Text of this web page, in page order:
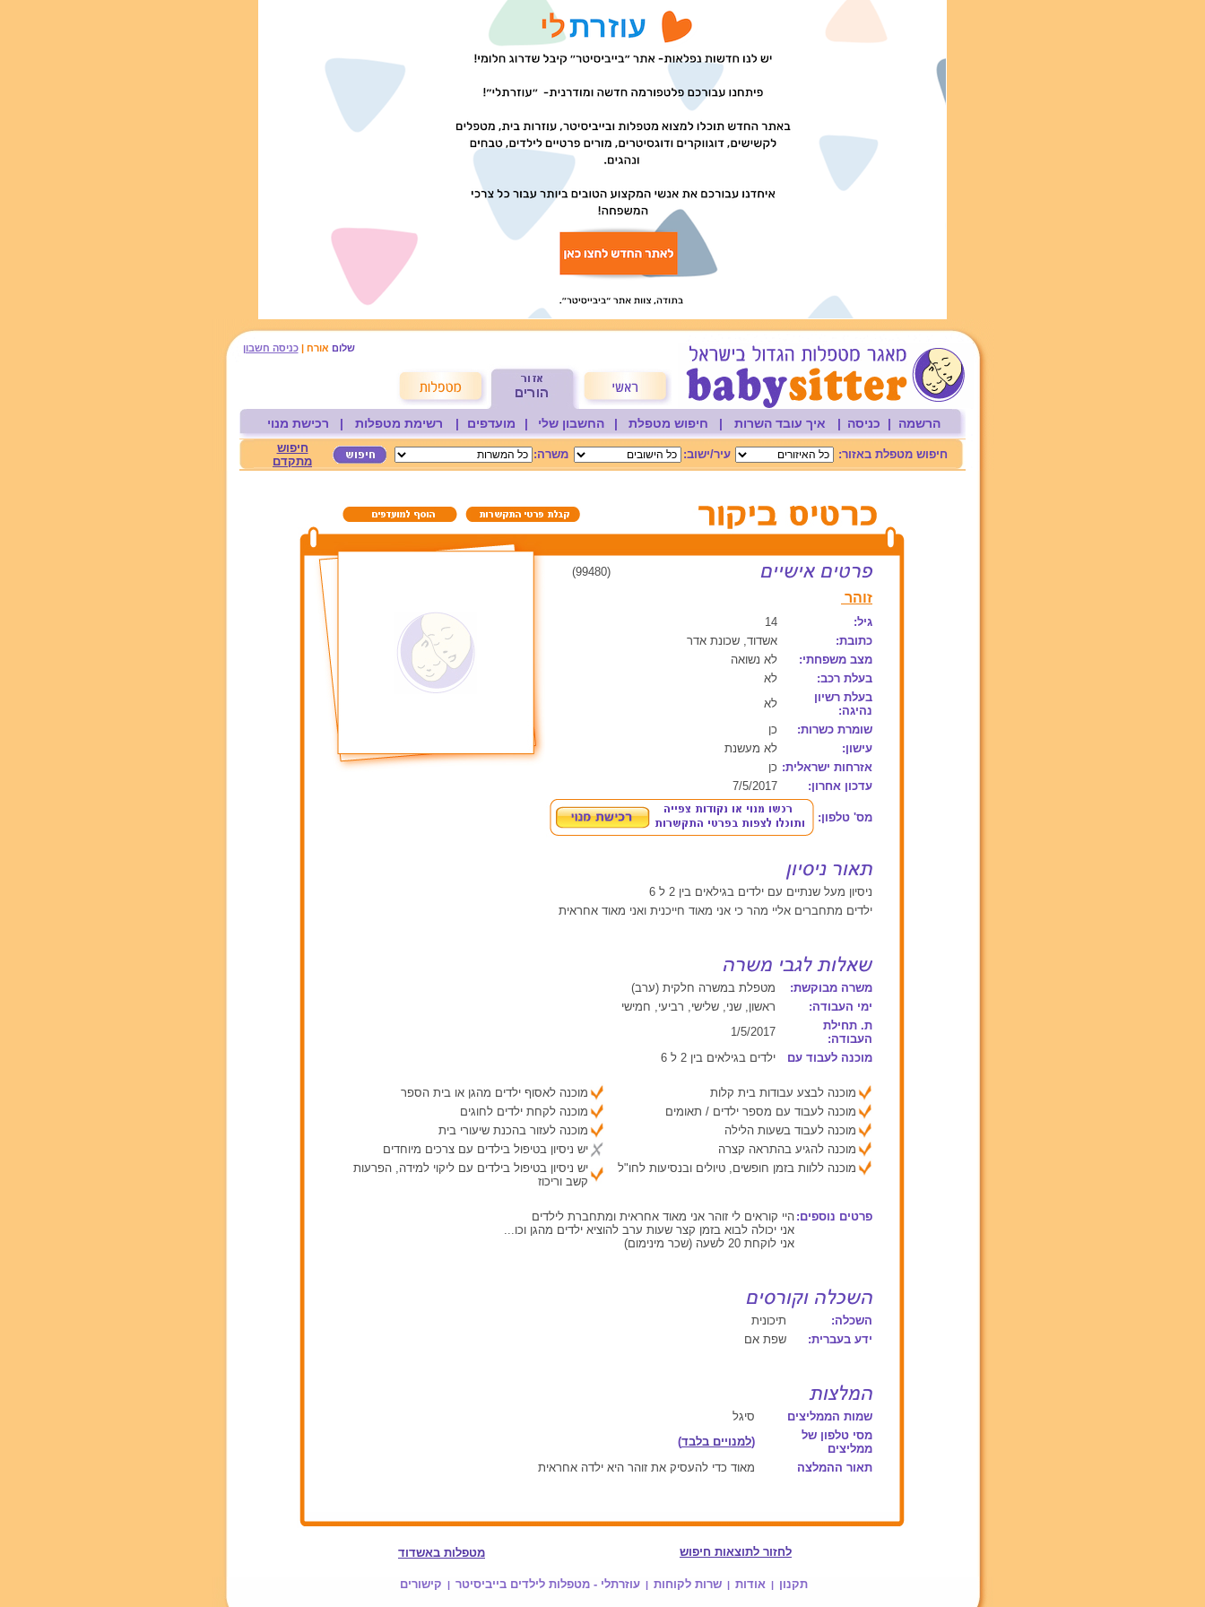
שלום אורח |כניסה חשבון
הרשמה | כניסה | איך עובד השרות | חיפוש מטפלת | החשבון שלי | מועדפים | רשימת מטפלות | רכישת מנוי
חיפוש מטפלת באזור: עיר/ישוב: משרה:
חיפוש
מתקדם
(99480)
זוהר
גיל:
14
כתובת:
אשדוד, שכונת אדר
מצב משפחתי:
לא נשואה
בעלת רכב:
לא
בעלת רשיון
נהיגה:
לא
שומרת כשרות:
כן
עישון:
לא מעשנת
אזרחות ישראלית: כן
עדכון אחרון:
7/5/2017
מס' טלפון:
ניסיון מעל שנתיים עם ילדים בגילאים בין 2 ל 6
ילדים מתחברים אליי מהר כי אני מאוד חייכנית ואני מאוד אחראית
משרה מבוקשת:
מטפלת במשרה חלקית (ערב)
ימי העבודה:
ראשון, שני, שלישי, רביעי, חמישי
ת. תחילת
העבודה:
1/5/2017
מוכנה לעבוד עם
ילדים בגילאים בין 2 ל 6
מוכנה לבצע עבודות בית קלות
מוכנה לעבוד עם מספר ילדים / תאומים
מוכנה לעבוד בשעות הלילה
מוכנה להגיע בהתראה קצרה
מוכנה ללוות בזמן חופשים, טיולים ובנסיעות לחו"ל
מוכנה לאסוף ילדים מהגן או בית הספר
מוכנה לקחת ילדים לחוגים
מוכנה לעזור בהכנת שיעורי בית
יש ניסיון בטיפול בילדים עם צרכים מיוחדים
יש ניסיון בטיפול בילדים עם ליקוי למידה, הפרעות
קשב וריכוז
פרטים נוספים: היי קוראים לי זוהר אני מאוד אחראית ומתחברת לילדים
אני יכולה לבוא בזמן קצר שעות ערב להוציא ילדים מהגן וכו...
אני לוקחת 20 לשעה (שכר מינימום)
השכלה:
תיכונית
ידע בעברית:
שפת אם
שמות הממליצים
סיגל
מסי טלפון של
ממליצים
(למנויים בלבד)
תאור ההמלצה
מאוד כדי להעסיק את זוהר היא ילדה אחראית
לחזור לתוצאות חיפוש מטפלות באשדוד
תקנון | אודות | שרות לקוחות | עוזרתלי - מטפלות לילדים בייביסיטר | קישורים